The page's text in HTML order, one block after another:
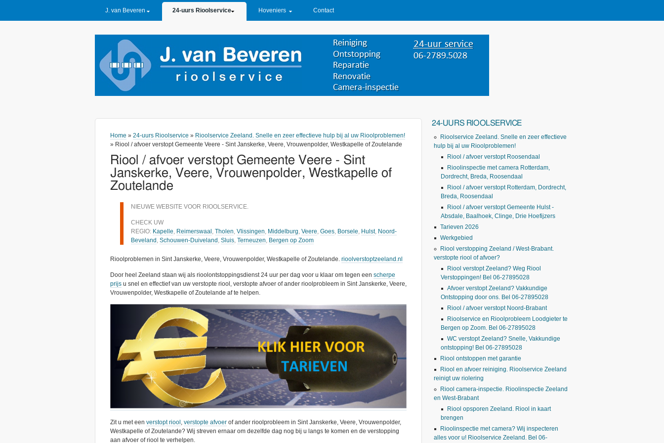
J. van Beveren 24-uurs Rioolservice Hoveniers Contact
Home » 24-uurs Rioolservice » Rioolservice Zeeland. Snelle en zeer effectieve hulp bij al uw Rioolproblemen!
» Riool / afvoer verstopt Gemeente Veere - Sint Janskerke, Veere, Vrouwenpolder, Westkapelle of Zoutelande
Riool / afvoer verstopt Gemeente Veere - Sint
Janskerke, Veere, Vrouwenpolder, Westkapelle of
Zoutelande
NIEUWE WEBSITE VOOR RIOOLSERVICE.
CHECK UW
REGIO: Kapelle, Reimerswaal , Tholen, Vlissingen, Middelburg, Veere, Goes, Borsele, Hulst, Noord-
Beveland , Schouwen-Duiveland , Sluis, Terneuzen, Bergen op Zoom
Rioolproblemen in Sint Janskerke, Veere, Vrouwenpolder, Westkapelle of Zoutelande. rioolverstoptzeeland.nl
Door heel Zeeland staan wij als rioolontstoppingsdienst 24 uur per dag voor u klaar om tegen een scherpe
prijs u snel en effectief van uw verstopte riool, verstopte afvoer of ander rioolprobleem in Sint Janskerke, Veere,
Vrouwenpolder, Westkapelle of Zoutelande af te helpen.
Zit u met een verstopt riool , verstopte afvoer of ander rioolprobleem in Sint Janskerke, Veere, Vrouwenpolder,
Westkapelle of Zoutelande? Wij streven ernaar om dezelfde dag nog bij u langs te komen en de verstopping
aan afvoer of riool te verhelpen.
24-UURS RIOOLSERVICE
Rioolservice Zeeland. Snelle en zeer effectieve
hulp bij al uw Rioolproblemen!
Riool / afvoer verstopt Roosendaal
Rioolinspectie met camera Rotterdam,
Dordrecht, Breda, Roosendaal
Riool / afvoer verstopt Rotterdam, Dordrecht,
Breda, Roosendaal
Riool / afvoer verstopt Gemeente Hulst -
Absdale, Baalhoek, Clinge, Drie Hoefijzers
Tarieven 2026
Werkgebied
Riool verstopping Zeeland / West-Brabant.
verstopte riool of afvoer?
Riool verstopt Zeeland? Weg Riool
Verstoppingen! Bel 06-27895028
Afvoer verstopt Zeeland? Vakkundige
Ontstopping door ons. Bel 06-27895028
Riool / afvoer verstopt Noord-Brabant
Rioolservice en Rioolprobleem Loodgieter te
Bergen op Zoom. Bel 06-27895028
WC verstopt Zeeland? Snelle, Vakkundige
ontstopping! Bel 06-27895028
Riool ontstoppen met garantie
Riool en afvoer reiniging. Rioolservice Zeeland
reinigt uw riolering
Riool camera-inspectie. Rioolinspectie Zeeland
en West-Brabant
Riool opsporen Zeeland. Riool in kaart
brengen
Rioolinspectie met camera? Wij inspecteren
alles voor u! Rioolservice Zeeland. Bel 06-